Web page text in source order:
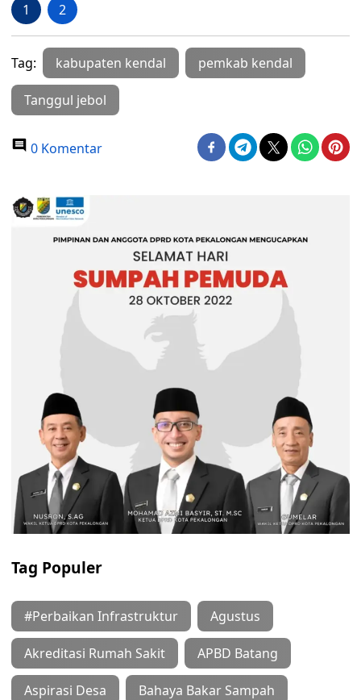
1 2
Tag: kabupaten kendal pemkab kendal
Tanggul jebol
0 Komentar
Tag Populer
#Perbaikan Infrastruktur Agustus
Akreditasi Rumah Sakit APBD Batang
Aspirasi Desa Bahaya Bakar Sampah